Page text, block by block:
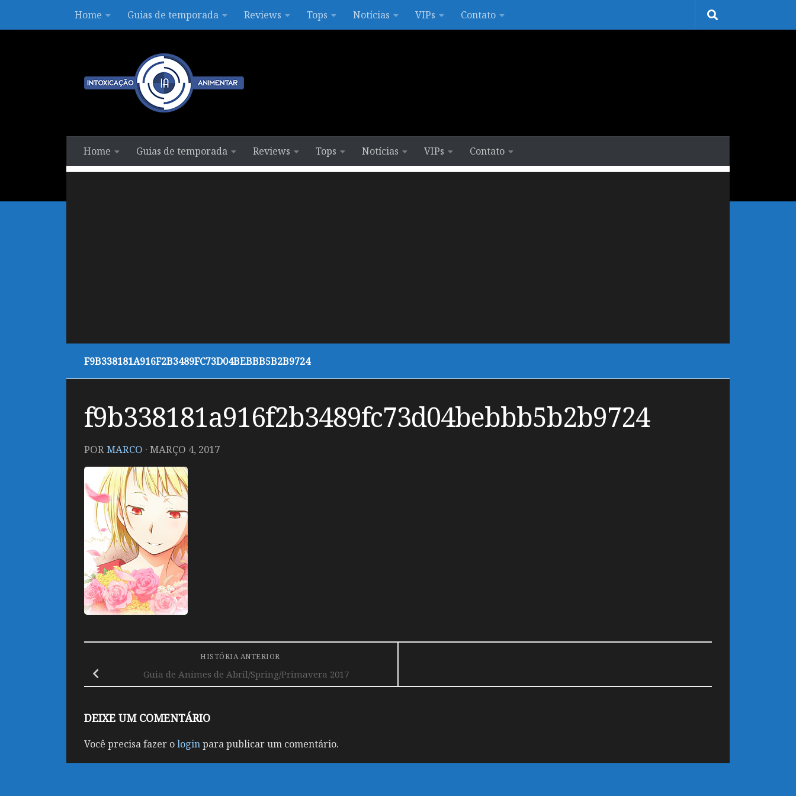
Skip to contentHome Guias de temporada Reviews Tops Notícias VIPs Contato
Home Guias de temporada Reviews Tops Notícias VIPs Contato
F9B338181A916F2B3489FC73D04BEBBB5B2B9724
f9b338181a916f2b3489fc73d04bebbb5b2b9724
PORMARCO · MARÇO 4, 2017
HISTÓRIA ANTERIOR
Guia de Animes de Abril/Spring/Primavera 2017
DEIXE UM COMENTÁRIO
Você precisa fazer ologinpara publicar um comentário.